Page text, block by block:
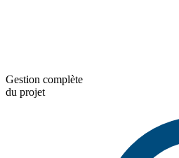
Gestion complète
du projet